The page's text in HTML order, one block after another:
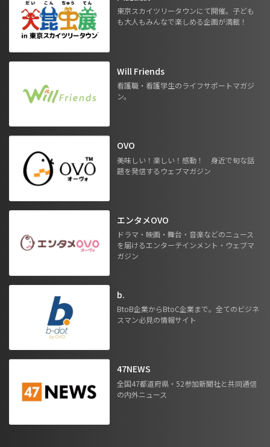
東京スカイツリータウンにて開催。子ども
も大人もみんなで楽しめる企画が満載！
Will Friends
看護職・看護学生のライフサポートマガジ
ン。
OVO
美味しい！楽しい！感動！ 身近で旬な話
題を発信するウェブマガジン
エンタメOVO
ドラマ・映画・舞台・音楽などのニュース
を届けるエンターテインメント・ウェブマ
ガジン
b.
BtoB企業からBtoC企業まで。全てのビジネ
スマン必見の情報サイト
47NEWS
全国47都道府県・52参加新聞社と共同通信
の内外ニュース